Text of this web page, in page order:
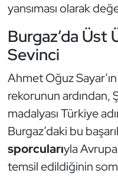
yansıması olarak
Burgaz’da Üst
Sevinci
Ahmet Oğuz
rekorunun ardından,
madalyası Türkiye
Burgaz’daki bu
sporcularıyla
temsil edildiğinin
Modern Pentatlon
Motor Sporları
Muay Thai
Okçuluk
Optimist